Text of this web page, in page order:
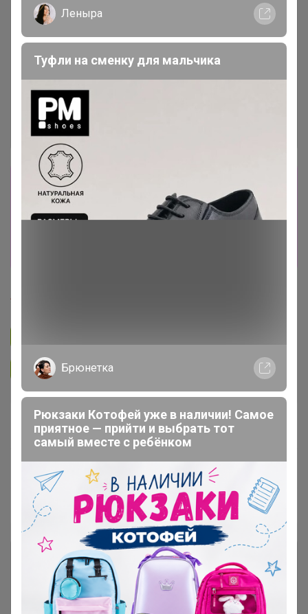
Сбор заказов в данной закупке
завершен.
К сожалению организатор еще не открыл
Подписаться на организатора
В архиве
Ожидание
Пристрой 4 лота
Комментарии к лотам
Отзывы участников 201
Леныра
Туфли на сменку для мальчика
Брюнетка
Рюкзаки Котофей уже в наличии! Самое
приятное — прийти и выбрать тот
самый вместе с ребёнком